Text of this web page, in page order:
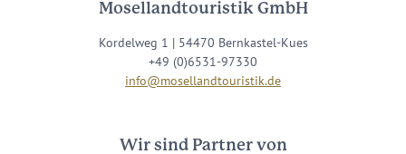
Mosellandtouristik GmbH
Kordelweg 1 | 54470 Bernkastel-Kues
+49 (0)6531-97330
info@mosellandtouristik.de
Wir sind Partner von